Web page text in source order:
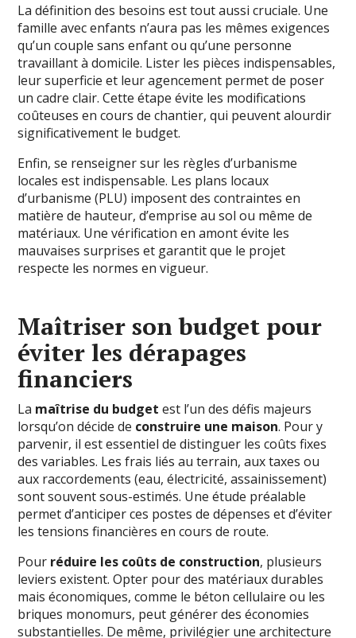
La définition des besoins est tout aussi cruciale. Une
famille avec enfants n’aura pas les mêmes exigences
qu’un couple sans enfant ou qu’une personne
travaillant à domicile. Lister les pièces indispensables,
leur superficie et leur agencement permet de poser
un cadre clair. Cette étape évite les modifications
coûteuses en cours de chantier, qui peuvent alourdir
significativement le budget.
Enfin, se renseigner sur les règles d’urbanisme
locales est indispensable. Les plans locaux
d’urbanisme (PLU) imposent des contraintes en
matière de hauteur, d’emprise au sol ou même de
matériaux. Une vérification en amont évite les
mauvaises surprises et garantit que le projet
respecte les normes en vigueur.
Maîtriser son budget pour
éviter les dérapages
financiers
La maîtrise du budget est l’un des défis majeurs
lorsqu’on décide de construire une maison. Pour y
parvenir, il est essentiel de distinguer les coûts fixes
des variables. Les frais liés au terrain, aux taxes ou
aux raccordements (eau, électricité, assainissement)
sont souvent sous-estimés. Une étude préalable
permet d’anticiper ces postes de dépenses et d’éviter
les tensions financières en cours de route.
Pour réduire les coûts de construction, plusieurs
leviers existent. Opter pour des matériaux durables
mais économiques, comme le béton cellulaire ou les
briques monomurs, peut générer des économies
substantielles. De même, privilégier une architecture